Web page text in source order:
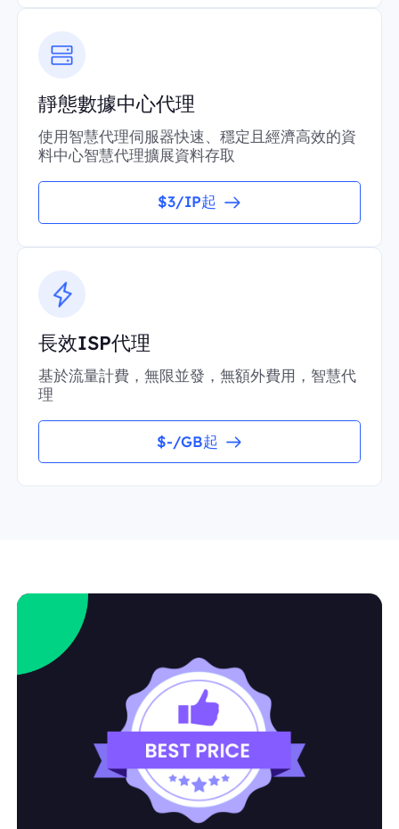
靜態數據中心代理
使用智慧代理伺服器快速、穩定且經濟高效的資
料中心智慧代理擴展資料存取
$3/IP起
長效ISP代理
基於流量計費，無限並發，無額外費用，智慧代
理
$-/GB起